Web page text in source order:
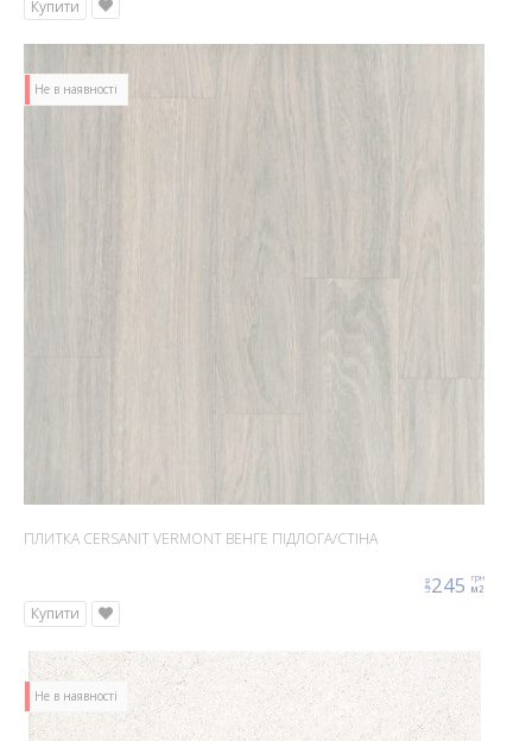
Купити
Не в наявності
ПЛИТКА CERSANIT VERMONT ВЕНГЕ ПІДЛОГА/СТІНА
ціна245 грн
м2
Купити
Не в наявності